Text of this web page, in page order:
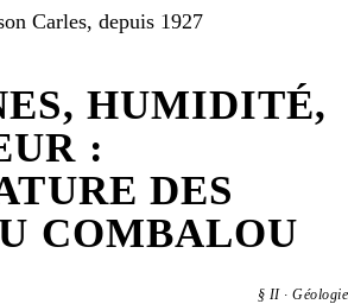
Carles, depuis 1927
HUMIDITÉ,
:
DES
COMBALOU
§ II·Géologie